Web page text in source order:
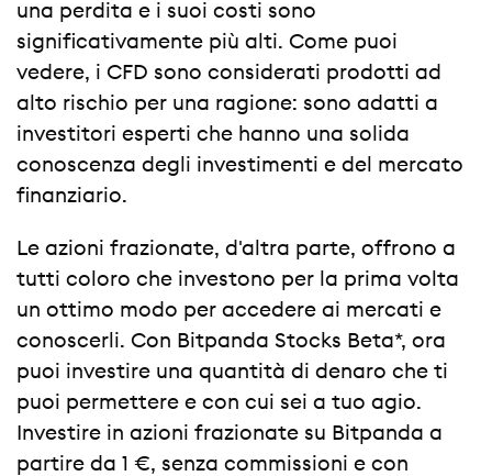
una perdita e i suoi costi sono
significativamente più alti. Come puoi
vedere, i CFD sono considerati prodotti ad
alto rischio per una ragione: sono adatti a
investitori esperti che hanno una solida
conoscenza degli investimenti e del mercato
finanziario.
Le azioni frazionate, d'altra parte, offrono a
tutti coloro che investono per la prima volta
un ottimo modo per accedere ai mercati e
conoscerli. Con Bitpanda Stocks Beta*, ora
puoi investire una quantità di denaro che ti
puoi permettere e con cui sei a tuo agio.
Investire in azioni frazionate su Bitpanda a
partire da 1 €, senza commissioni e con